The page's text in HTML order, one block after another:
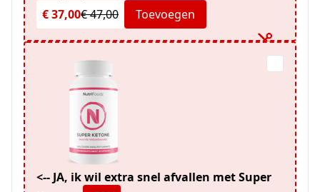
€ 37,00€ 47,00 Toevoegen
<-- JA, ik wil extra snel afvallen met Super